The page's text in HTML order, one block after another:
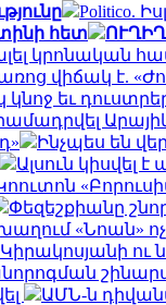
Politico.
հետ
կրոնական
վիճակ է.
կնոջ եւ
Արայիկ
Ինչպես են
Ալսուն կիսվել
Փեզեշքիանը
«Նոան»
ու
ԱՄՆ-ն